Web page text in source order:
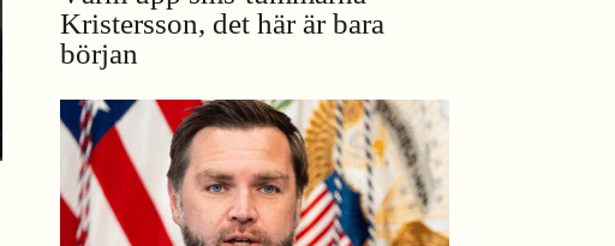
Kristersson, det här är bara
början